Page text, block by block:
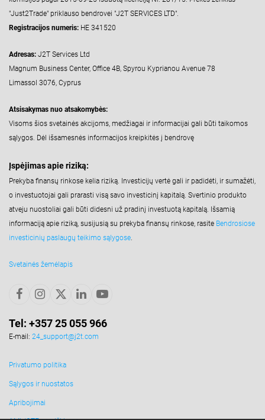
"Just2Trade" priklauso bendrovei "J2T SERVICES LTD".
Registracijos numeris: HE 341520
Adresas: J2T Services Ltd
Magnum Business Center, Office 4B, Spyrou Kyprianou Avenue 78
Limassol 3076, Cyprus
Atsisakymas nuo atsakomybės:
Visoms šios svetainės akcijoms, medžiagai ir informacijai gali būti taikomos
sąlygos. Dėl išsamesnės informacijos kreipkitės į bendrovę
Įspėjimas apie riziką:
Prekyba finansų rinkose kelia riziką. Investicijų vertė gali ir padidėti, ir sumažėti,
o investuotojai gali prarasti visą savo investicinį kapitalą. Svertinio produkto
atveju nuostoliai gali būti didesni už pradinį investuotą kapitalą. Išsamią
informaciją apie riziką, susijusią su prekyba finansų rinkose, rasite Bendrosiose
investicinių paslaugų teikimo sąlygose
Svetainės žemėlapis
Tel: +357 25 055 966
E-mail: 24_support@j2t.com
Privatumo politika
Sąlygos ir nuostatos
Apribojimai